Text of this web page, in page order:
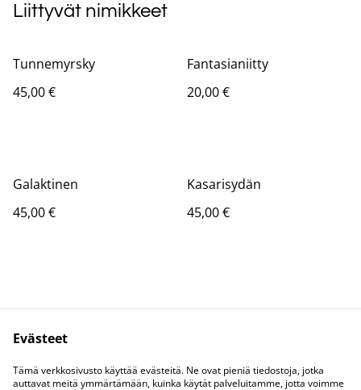
Liittyvät nimikkeet
Tunnemyrsky
45,00 €
Fantasianiitty
20,00 €
Galaktinen
45,00 €
Kasarisydän
45,00 €
Kysy Coralta
Lakihommelit
Tietosuoja
Evästeet
Evästeet
Tämä verkkosivusto käyttää evästeitä. Ne ovat pieniä tiedostoja, jotka
auttavat meitä ymmärtämään, kuinka käytät palveluitamme, jotta voimme